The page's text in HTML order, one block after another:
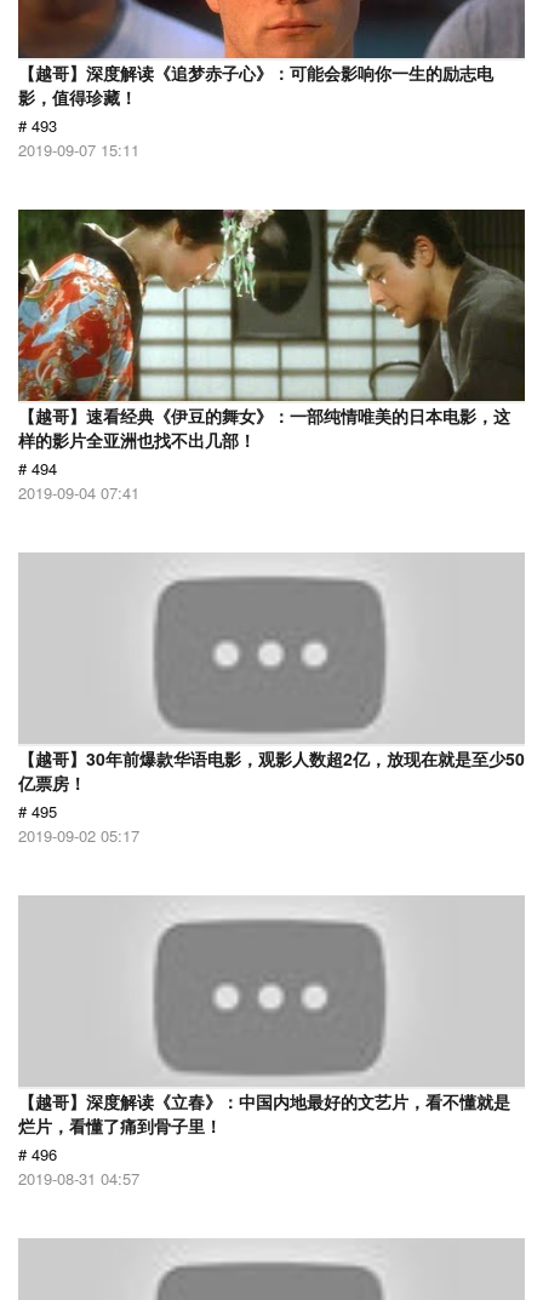
【越哥】深度解读《追梦赤子心》：可能会影响你一生的励志电
影，值得珍藏！
# 493
2019-09-07 15:11
【越哥】速看经典《伊豆的舞女》：一部纯情唯美的日本电影，这
样的影片全亚洲也找不出几部！
# 494
2019-09-04 07:41
【越哥】30年前爆款华语电影，观影人数超2亿，放现在就是至少50
亿票房！
# 495
2019-09-02 05:17
【越哥】深度解读《立春》：中国内地最好的文艺片，看不懂就是
烂片，看懂了痛到骨子里！
# 496
2019-08-31 04:57